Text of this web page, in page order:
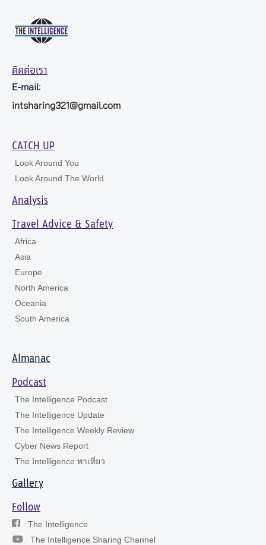
ติดต่อเรา
E-mail:
intsharing321@gmail.com
CATCH UP
Look Around You
Look Around The World
Analysis
Travel Advice & Safety
Africa
Asia
Europe
North America
Oceania
South America
Almanac
Podcast
The Intelligence Podcast
The Intelligence Update
The Intelligence Weekly Review
Cyber News Report
The Intelligence พาเที่ยว
Gallery
Follow
The Intelligence
The Intelligence Sharing Channel